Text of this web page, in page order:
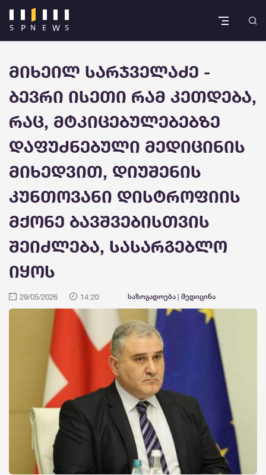
მიხეილ სარჯველაძე -
ბევრი ისეთი რამ კეთდება,
რაც, მტკიცებულებებზე
დაფუძნებული მედიცინის
მიხედვით, დიუშენის
კუნთოვანი დისტროფიის
მქონე ბავშვებისთვის
შეიძლება, სასარგებლო
იყოს
29/05/2026 14:20 საზოგადოება | მედიცინა